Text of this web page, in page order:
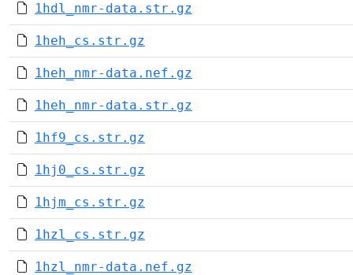
1hdl_nmr-data.str.gz
1heh_cs.str.gz
1heh_nmr-data.nef.gz
1heh_nmr-data.str.gz
1hf9_cs.str.gz
1hj0_cs.str.gz
1hjm_cs.str.gz
1hzl_cs.str.gz
1hzl_nmr-data.nef.gz